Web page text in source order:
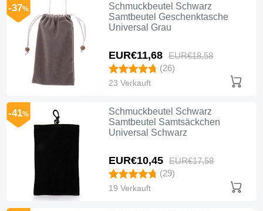
Schmuckbeutel Schwarz
Samtbeutel Geschenktasche
Universal Grau
EUR€11,68 EUR€18,58
-37%
(26)
23 Verkauft
Schmuckbeutel Schwarz
Samtbeutel Samtsäckchen
Universal Schwarz
EUR€10,45 EUR€17,58
-41%
(29)
19 Verkauft